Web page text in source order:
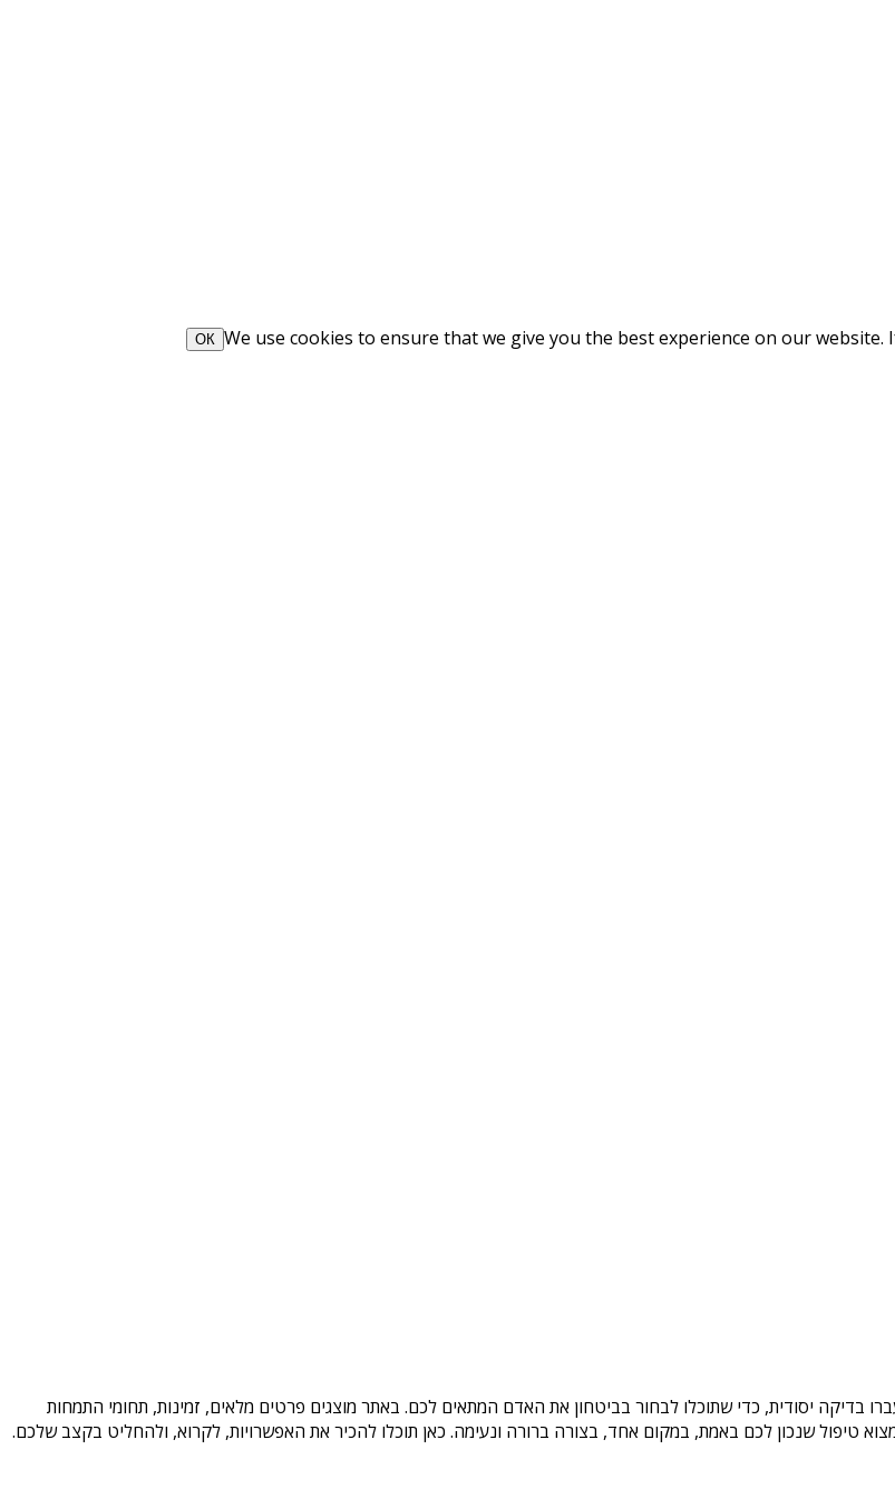
We use cookies to ensure that we give you the best experience on our
ОК
בדיקה יסודית, כדי שתוכלו לבחור בביטחון את האדם המתאים לכם. באתר מוצגים פרטים מלאים, זמינות, תחומי התמחות
טיפול שנכון לכם באמת, במקום אחד, בצורה ברורה ונעימה. כאן תוכלו להכיר את האפשרויות, לקרוא, ולהחליט בקצב שלכם.